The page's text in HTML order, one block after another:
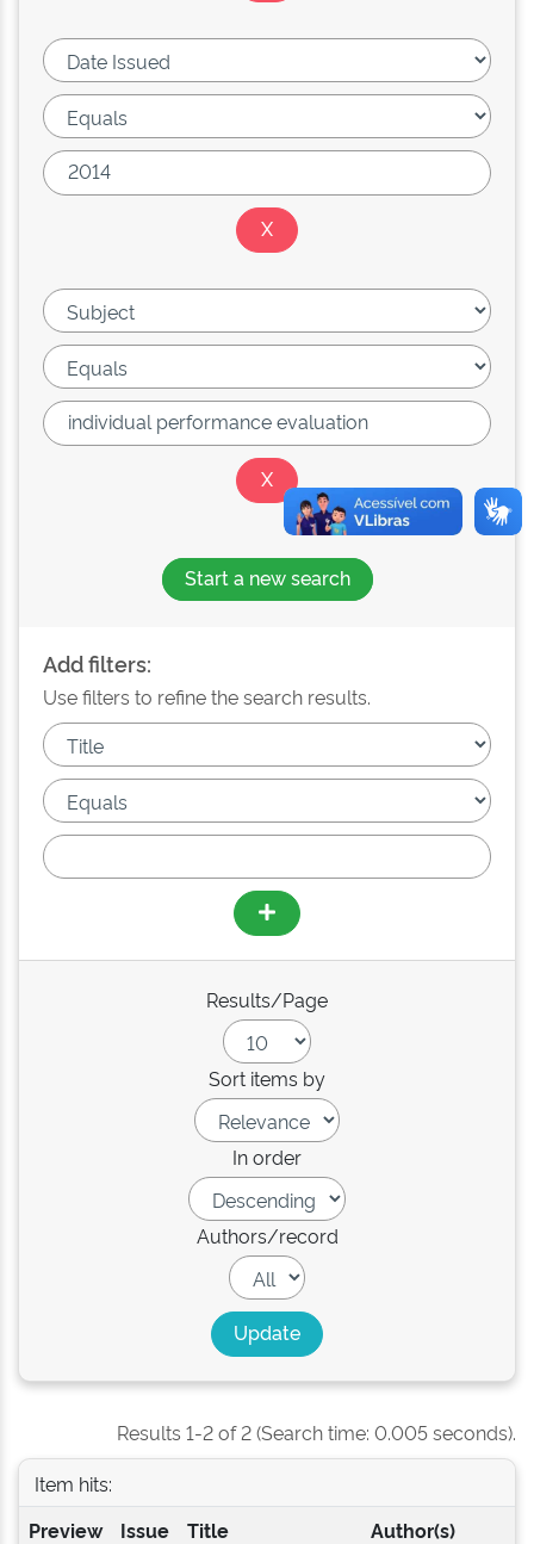
Start a new search
Add filters:
Use filters to refine the search results.
Results/Page
Sort items by
In order
Authors/record
Results 1-2 of 2 (Search time: 0.005 seconds).
Item hits:
Preview
Issue
Title Author(s)